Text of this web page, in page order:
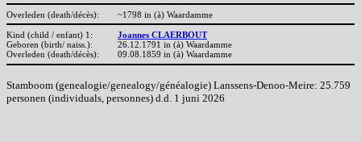
Overleden (death/décès): ~1798 in (à) Waardamme
Kind (child / enfant) 1:
Joannes CLAERBOUT
Geboren (birth/ naiss.):
26.12.1791 in (à) Waardamme
Overleden (death/décès):
09.08.1859 in (à) Waardamme
Stamboom (genealogie/genealogy/généalogie) Lanssens-Denoo-Meire: 25.759
personen (individuals, personnes) d.d. 1 juni 2026